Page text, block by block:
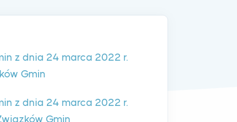
z dnia 24 marca 2022 r.
Gmin
z dnia 24 marca 2022 r.
Gmin